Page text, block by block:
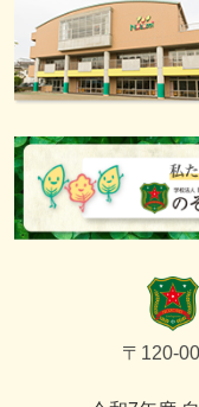
〒120-